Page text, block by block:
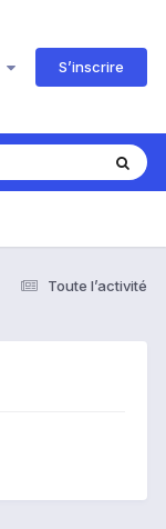
S’inscrire
Toute l’activité